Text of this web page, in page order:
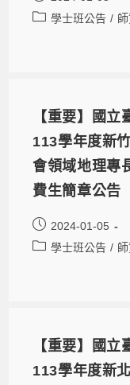
學士班公告 /
【重要】國
113學年度新
會領域地理專
費生簡章公告
2024-01-05
學士班公告 /
【重要】國
113學年度新